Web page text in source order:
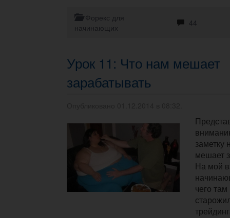
Форекс для
начинающих
44
Урок 11: Что нам мешает
зарабатывать
заметку
мешает
На мой
чего там